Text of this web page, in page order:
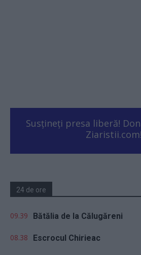
Susțineți presa liberă!
Ziaristii.com!
24 de ore
09.39 Bătălia de la Călugăreni
08.38 Escrocul Chirieac